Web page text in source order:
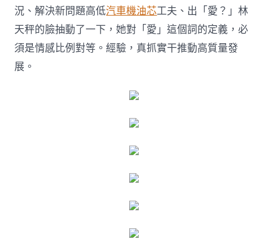
況、解決新問題高低汽車機油芯工夫、出「愛？」林
天秤的臉抽動了一下，她對「愛」這個詞的定義，必
須是情感比例對等。經驗，真抓實干推動高質量發
展。